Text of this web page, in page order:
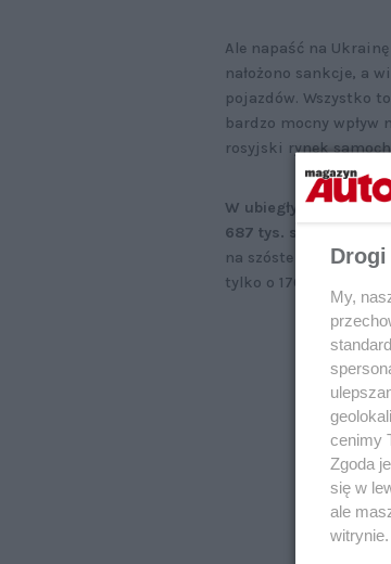
Ale napaść na
nałożono sankcje, a
pojazdów. Wszystko
bardzo mocny
rosyjski rynek
W ubiegłym roku
687 tys. szt.,
na szóste miejsce, za
tylko o 170 tys. szt. niż
My,
cenimy
Zgoda
się w
ale
witrynie.